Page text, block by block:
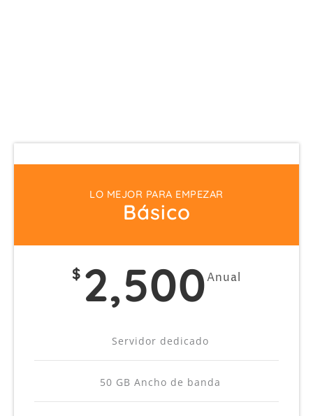
LO MEJOR PARA EMPEZAR
Básico
$ 2,500Anual
Servidor dedicado
50 GB Ancho de banda